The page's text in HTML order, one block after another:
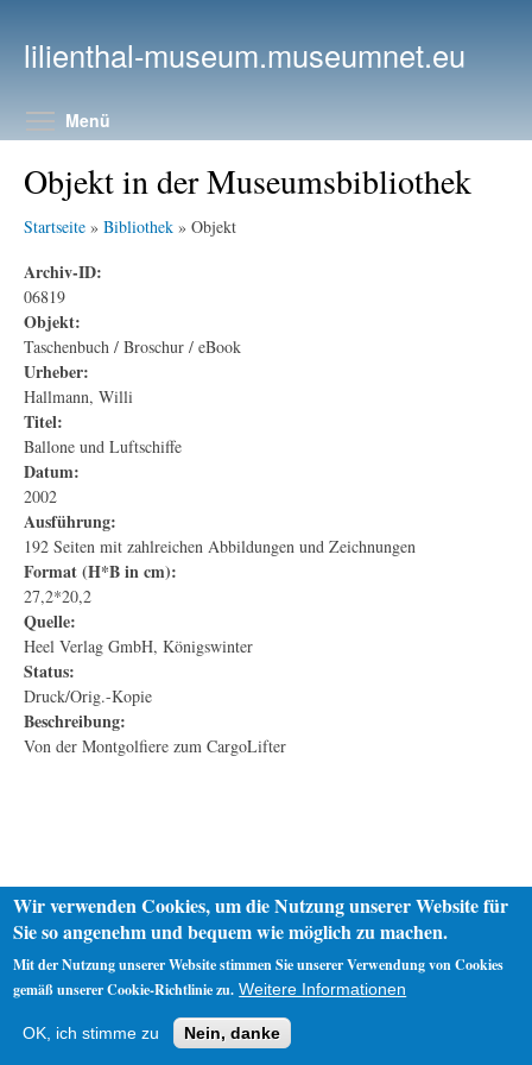
lilienthal-museum.museumnet.eu
Menü
Objekt in der Museumsbibliothek
Startseite » Bibliothek » Objekt
Archiv-ID:
06819
Objekt:
Taschenbuch / Broschur / eBook
Urheber:
Hallmann, Willi
Titel:
Ballone und Luftschiffe
Datum:
2002
Ausführung:
192 Seiten mit zahlreichen Abbildungen und Zeichnungen
Format (H*B in cm):
27,2*20,2
Quelle:
Heel Verlag GmbH, Königswinter
Status:
Druck/Orig.-Kopie
Beschreibung:
Von der Montgolfiere zum CargoLifter
Impressum
Wir verwenden Cookies, um die Nutzung unserer Website für
Sie so angenehm und bequem wie möglich zu machen.
Mit der Nutzung unserer Website stimmen Sie unserer Verwendung von Cookies
gemäß unserer Cookie-Richtlinie zu. Weitere Informationen
OK, ich stimme zu Nein, danke